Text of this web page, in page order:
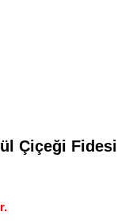
Çiçeği Fidesi